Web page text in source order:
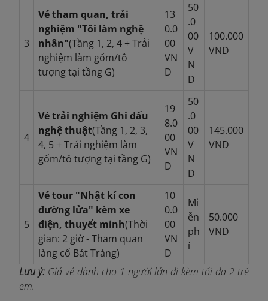
3
Vé tham quan, trải
nghiệm "Tôi làm nghệ
nhân"(Tầng 1, 2, 4 + Trải
nghiệm làm gốm/tô
tượng tại tầng G)
13
0.0
00
VN
D
50
.0
00
V
N
D
100.000
VND
4
Vé trải nghiệm Ghi dấu
nghệ thuật(Tầng 1, 2, 3,
4, 5 + Trải nghiệm làm
gốm/tô tượng tại tầng G)
19
8.0
00
VN
D
50
.0
00
V
N
D
145.000
VND
5
Vé tour "Nhật kí con
đường lửa" kèm xe
điện, thuyết minh(Thời
gian: 2 giờ - Tham quan
làng cổ Bát Tràng)
10
0.0
00
VN
D
Mi
ễn
ph
í
50.000
VND
Lưu ý:Giá vé dành cho 1 người lớn đi kèm tối đa 2 trẻ
em.